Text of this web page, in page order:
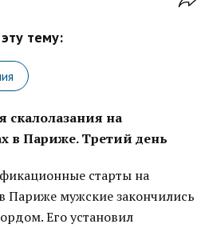
тему:
скалолазания на
в Париже. Третий день
старты на
Париже мужские закончились
Его установил